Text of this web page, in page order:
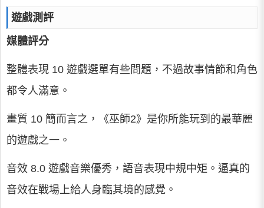
遊戲測評
媒體評分
整體表現 10 遊戲選單有些問題，不過故事情節和角色
都令人滿意。
畫質 10 簡而言之，《巫師2》是你所能玩到的最華麗
的遊戲之一。
音效 8.0 遊戲音樂優秀，語音表現中規中矩。逼真的
音效在戰場上給人身臨其境的感覺。